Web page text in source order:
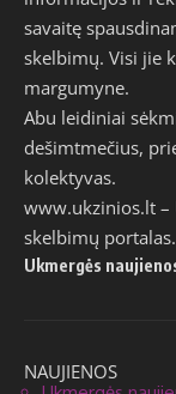
savaitę
skelbimų. Visi jie
margumyne.
Abu leidiniai
dešimtmečius,
kolektyvas.
www.ukzinios.lt –
skelbimų portalas.
Ukmergės
NAUJIENOS